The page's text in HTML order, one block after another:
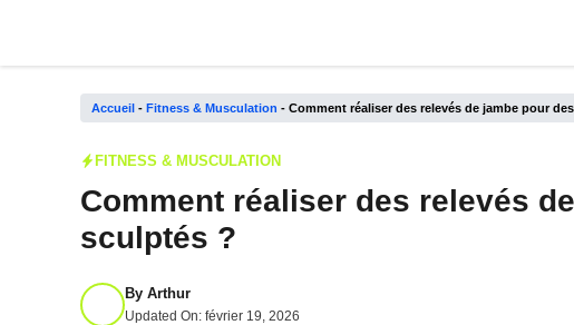
Accueil - Fitness & Musculation - Comment réaliser des relevés de jambe pour
FITNESS & MUSCULATION
Comment réaliser des relevés
sculptés ?
By Arthur
Updated On: février 19, 2026